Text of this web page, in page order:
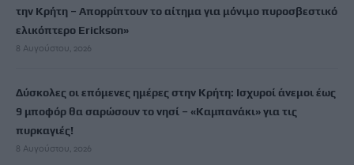
την Κρήτη – Απορρίπτουν το αίτημα για μόνιμο πυροσβεστικό
ελικόπτερο Erickson»
8 Αυγούστου, 2026
Δύσκολες οι επόμενες ημέρες στην Κρήτη: Ισχυροί άνεμοι έως
9 μποφόρ θα σαρώσουν το νησί – «Καμπανάκι» για τις
πυρκαγιές!
8 Αυγούστου, 2026